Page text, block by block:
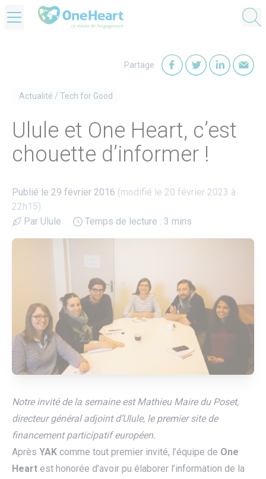
Partage
Actualité / Tech for Good
Ulule et One Heart, c’est
chouette d’informer !
Publié le 29 février 2016 (modifié le 20 février 2023 à
22h15)
Par Ulule
Temps de lecture : 3 mins
Notre invité de la semaine est Mathieu Maire du Poset,
directeur général adjoint d’Ulule, le premier site de
financement participatif européen.
Après YAK comme tout premier invité, l’équipe de One
Heart est honorée d’avoir pu élaborer l’information de la